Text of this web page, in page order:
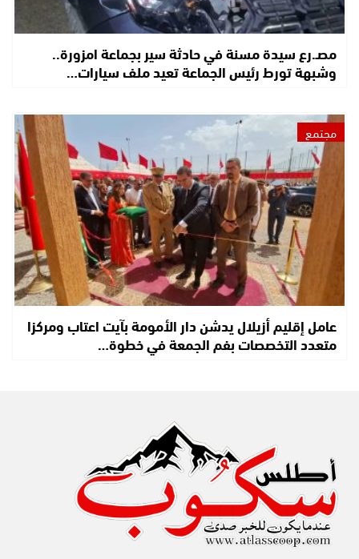
مصـ.رع سيدة مسنة في حادثة سير بجماعة امزورة..
وشبهة تورط رئيس الجماعة تعيد ملف سيارات…
مجتمع
عامل إقليم أزيلال يدشن دار الأمومة بآيت اعتاب ومركزا
متعدد التخصصات بفم الجمعة في خطوة…